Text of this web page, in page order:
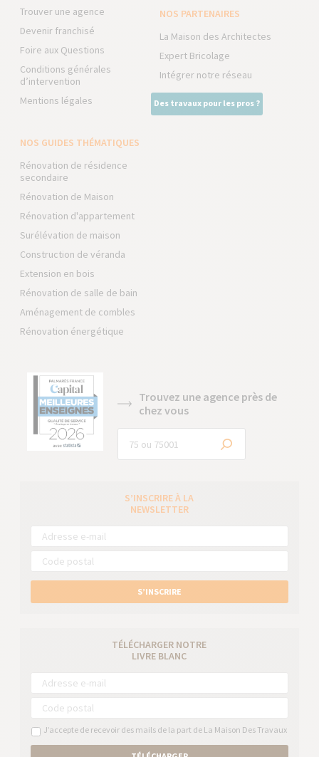
Trouver une agence
Devenir franchisé
Foire aux Questions
Conditions générales
d’intervention
Mentions légales
NOS PARTENAIRES
La Maison des Architectes
Expert Bricolage
Intégrer notre réseau
Des travaux pour les pros ?
NOS GUIDES THÉMATIQUES
Rénovation de résidence
secondaire
Rénovation de Maison
Rénovation d'appartement
Surélévation de maison
Construction de véranda
Extension en bois
Rénovation de salle de bain
Aménagement de combles
Rénovation énergétique
Trouvez une agence près de
chez vous
S’INSCRIRE À LA
NEWSLETTER
S’INSCRIRE
TÉLÉCHARGER NOTRE
LIVRE BLANC
J’accepte de recevoir des mails de la part de La Maison Des Travaux